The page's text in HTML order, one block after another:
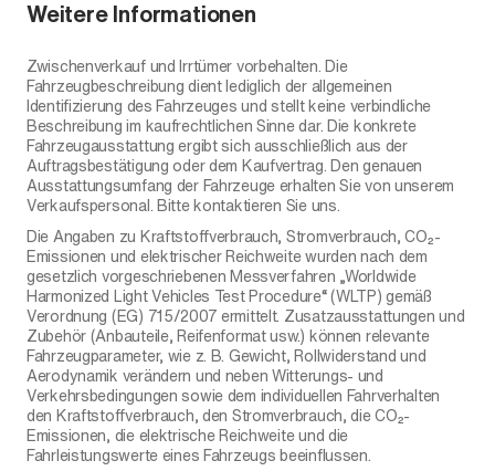
Weitere Informationen
Zwischenverkauf und Irrtümer vorbehalten. Die
Fahrzeugbeschreibung dient lediglich der allgemeinen
Identifizierung des Fahrzeuges und stellt keine verbindliche
Beschreibung im kaufrechtlichen Sinne dar. Die konkrete
Fahrzeugausstattung ergibt sich ausschließlich aus der
Auftragsbestätigung oder dem Kaufvertrag. Den genauen
Ausstattungsumfang der Fahrzeuge erhalten Sie von unserem
Verkaufspersonal. Bitte kontaktieren Sie uns.
Die Angaben zu Kraftstoffverbrauch, Stromverbrauch, CO₂-
Emissionen und elektrischer Reichweite wurden nach dem
gesetzlich vorgeschriebenen Messverfahren „Worldwide
Harmonized Light Vehicles Test Procedure“ (WLTP) gemäß
Verordnung (EG) 715/2007 ermittelt. Zusatzausstattungen und
Zubehör (Anbauteile, Reifenformat usw.) können relevante
Fahrzeugparameter, wie z. B. Gewicht, Rollwiderstand und
Aerodynamik verändern und neben Witterungs- und
Verkehrsbedingungen sowie dem individuellen Fahrverhalten
den Kraftstoffverbrauch, den Stromverbrauch, die CO₂-
Emissionen, die elektrische Reichweite und die
Fahrleistungswerte eines Fahrzeugs beeinflussen.